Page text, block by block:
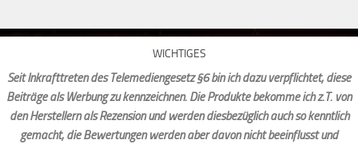
WICHTIGES
Seit Inkrafttreten des Telemediengesetz §6 bin ich dazu verpflichtet, diese
Beiträge als Werbung zu kennzeichnen. Die Produkte bekomme ich z.T. von
den Herstellern als Rezension und werden diesbezüglich auch so kenntlich
gemacht, die Bewertungen werden aber davon nicht beeinflusst und